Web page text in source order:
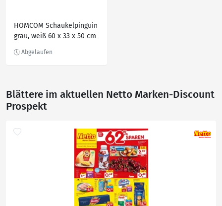
HOMCOM Schaukelpinguin
grau, weiß 60 x 33 x 50 cm
Schaukeltier
Blättere im aktuellen Netto Marken-Discount
Prospekt